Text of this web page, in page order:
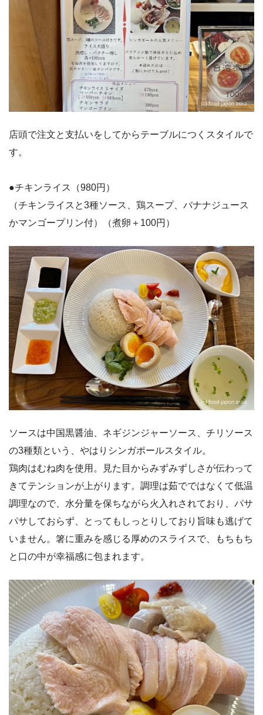
店頭で注文と支払いをしてからテーブルにつくスタイルで
す。
●チキンライス（980円）
（チキンライスと3種ソース、鶏スープ、バナナジュース
かマンゴープリン付）（煮卵＋100円）
ソースは中国黒醤油、ネギジンジャーソース、チリソース
の3種類という、やはりシンガポールスタイル。
鶏肉はむね肉を使用。見た目からみずみずしさが伝わって
きてテンションが上がります。調理は茹でではなくて低温
調理なので、水分量を保ちながら火入れされており、パサ
パサしておらず、とってもしっとりしており旨味も逃げて
いません。箸に重みを感じる厚めのスライスで、もちもち
と口の中が幸福感に包まれます。